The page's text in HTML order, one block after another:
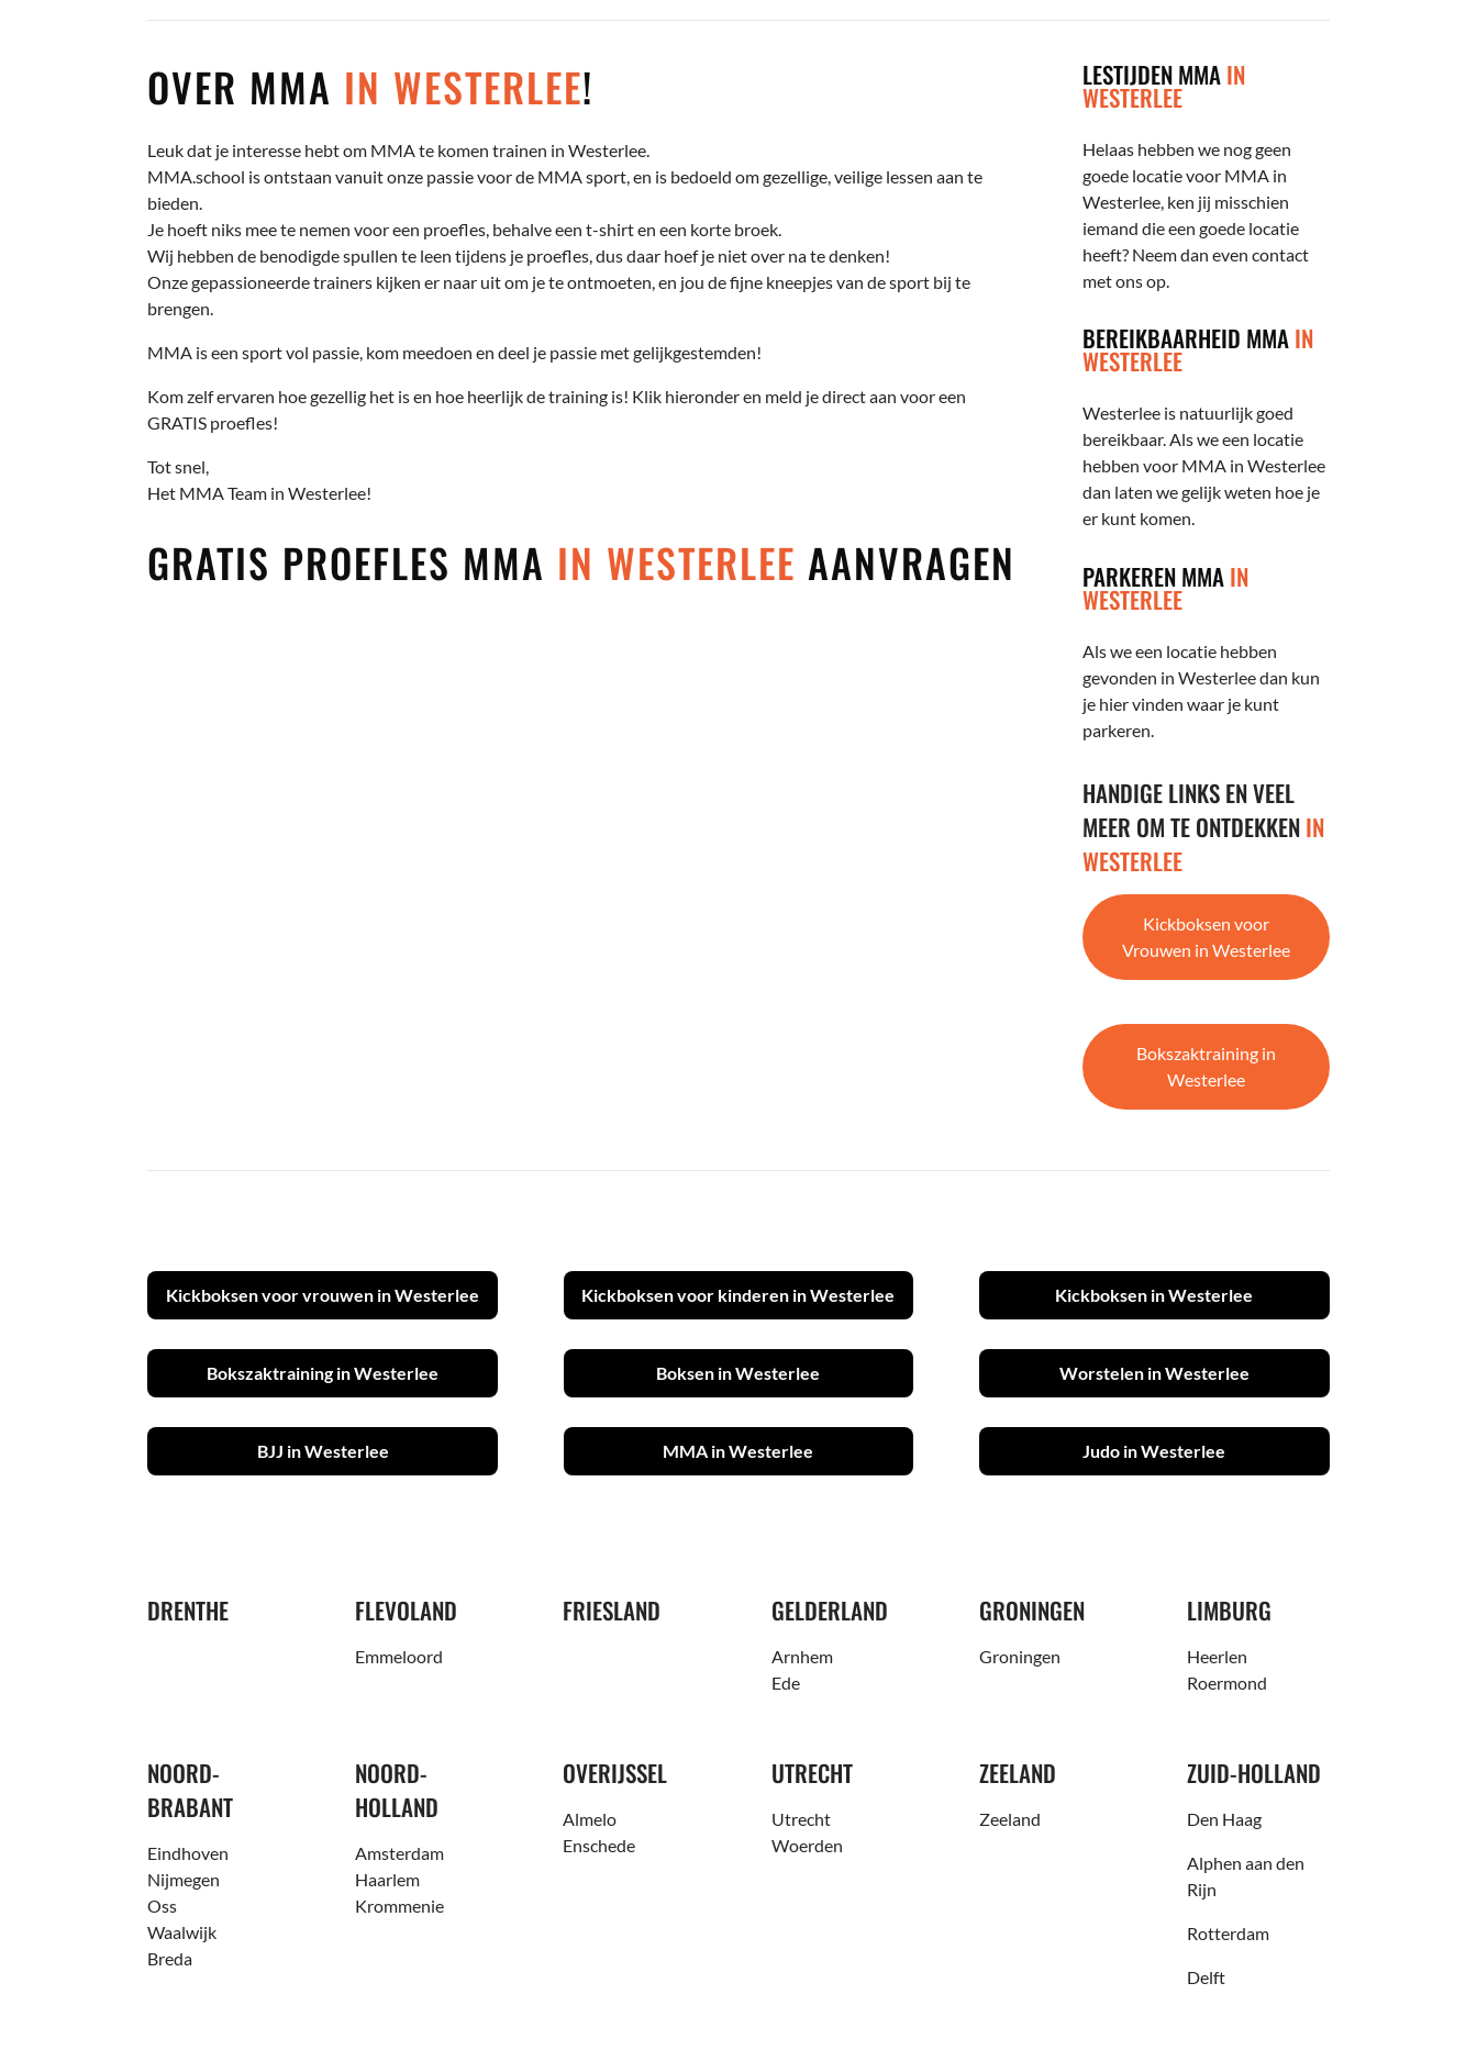
OVER MMA IN WESTERLEE!
Leuk dat je interesse hebt om MMA te komen trainen in Westerlee.
MMA.school is ontstaan vanuit onze passie voor de MMA sport, en is bedoeld om gezellige, veilige lessen aan te
bieden.
Je hoeft niks mee te nemen voor een proefles, behalve een t-shirt en een korte broek.
Wij hebben de benodigde spullen te leen tijdens je proefles, dus daar hoef je niet over na te denken!
Onze gepassioneerde trainers kijken er naar uit om je te ontmoeten, en jou de fijne kneepjes van de sport bij te
brengen.
MMA is een sport vol passie, kom meedoen en deel je passie met gelijkgestemden!
Kom zelf ervaren hoe gezellig het is en hoe heerlijk de training is! Klik hieronder en meld je direct aan voor een
GRATIS proefles!
Tot snel,
Het MMA Team in Westerlee!
GRATIS PROEFLES MMA IN WESTERLEE AANVRAGEN
LESTIJDEN MMAIN
WESTERLEE
Helaas hebben we nog geen
goede locatie voor MMA in
Westerlee, ken jij misschien
iemand die een goede locatie
heeft? Neem dan even contact
met ons op.
BEREIKBAARHEID MMAIN
WESTERLEE
Westerlee is natuurlijk goed
bereikbaar. Als we een locatie
hebben voor MMA in Westerlee
dan laten we gelijk weten hoe je
er kunt komen.
PARKEREN MMAIN
WESTERLEE
Als we een locatie hebben
gevonden in Westerlee dan kun
je hier vinden waar je kunt
parkeren.
HANDIGE LINKS EN VEEL
MEER OM TE ONTDEKKENIN
WESTERLEE
Kickboksen voor
Vrouwen in Westerlee
Bokszaktraining in
Westerlee
Kickboksen voor vrouwen in Westerlee Kickboksen voor kinderen in Westerlee Kickboksen in Westerlee
Bokszaktraining in Westerlee Boksen in Westerlee Worstelen in Westerlee
BJJ in Westerlee MMA in Westerlee Judo in Westerlee
DRENTHE FLEVOLAND
Emmeloord
FRIESLAND GELDERLAND
Arnhem
Ede
GRONINGEN
Groningen
LIMBURG
Heerlen
Roermond
NOORD-
BRABANT
Eindhoven
Nijmegen
Oss
Waalwijk
Breda
NOORD-
HOLLAND
Amsterdam
Haarlem
Krommenie
OVERIJSSEL
Almelo
Enschede
UTRECHT
Utrecht
Woerden
ZEELAND
Zeeland
ZUID-HOLLAND
Den Haag
Alphen aan den
Rijn
Rotterdam
Delft